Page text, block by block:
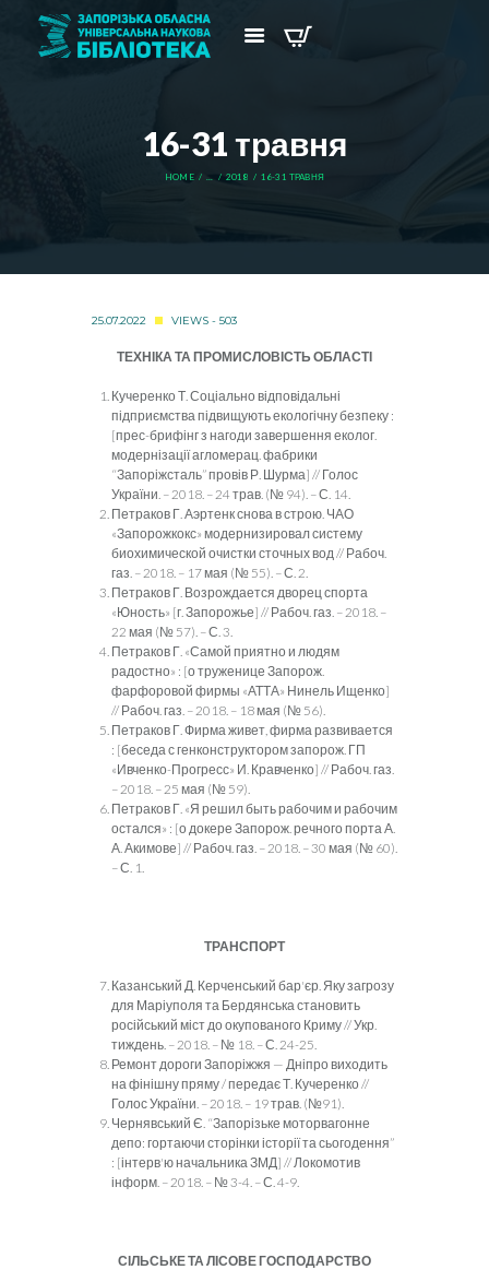
16-31 травня
HOME ... 2018 16-31 ТРАВНЯ
25.07.2022 VIEWS - 503
ТЕХНІКА ТА ПРОМИСЛОВІСТЬ ОБЛАСТІ
Кучеренко Т. Соціально відповідальні
підприємства підвищують екологічну безпеку :
[прес-брифінг з нагоди завершення еколог.
модернізації агломерац. фабрики
“Запоріжсталь” провів Р. Шурма] // Голос
України. – 2018. – 24 трав. (№ 94). – С. 14.
Петраков Г. Аэртенк снова в строю. ЧАО
«Запорожкокс» модернизировал систему
биохимической очистки сточных вод // Рабоч.
газ. – 2018. – 17 мая (№ 55). – С. 2.
Петраков Г. Возрождается дворец спорта
«Юность» [г. Запорожье] // Рабоч. газ. – 2018. –
22 мая (№ 57). – С. 3.
Петраков Г. «Самой приятно и людям
радостно» : [о труженице Запорож.
фарфоровой фирмы «АТТА» Нинель Ищенко]
// Рабоч. газ. – 2018. – 18 мая (№ 56).
Петраков Г. Фирма живет, фирма развивается
: [беседа с генконструктором запорож. ГП
«Ивченко-Прогресс» И. Кравченко] // Рабоч. газ.
– 2018. – 25 мая (№ 59).
Петраков Г. «Я решил быть рабочим и рабочим
остался» : [о докере Запорож. речного порта А.
А. Акимове] // Рабоч. газ. – 2018. – 30 мая (№ 60).
– С. 1.
ТРАНСПОРТ
Казанський Д. Керченський бар'єр. Яку загрозу
для Маріуполя та Бердянська становить
російський міст до окупованого Криму // Укр.
тиждень. – 2018. – № 18. – С. 24-25.
Ремонт дороги Запоріжжя — Дніпро виходить
на фінішну пряму / передає Т. Кучеренко //
Голос України. – 2018. – 19 трав. (№91).
Чернявський Є. “Запорізьке моторвагонне
депо: гортаючи сторінки історії та сьогодення”
: [інтерв'ю начальника ЗМД] // Локомотив
інформ. – 2018. – № 3-4. – С. 4-9.
СІЛЬСЬКЕ ТА ЛІСОВЕ ГОСПОДАРСТВО